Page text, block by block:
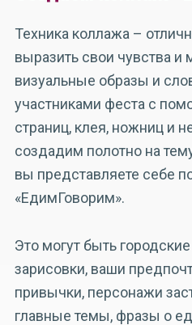
Техника коллажа –
выразить свои чувства и
визуальные образы и
участниками феста с
страниц, клея, ножниц и
создадим полотно на
вы представляете себе
«ЕдимГоворим».
Это могут быть
зарисовки, ваши
привычки, персонажи
главные темы, фразы о